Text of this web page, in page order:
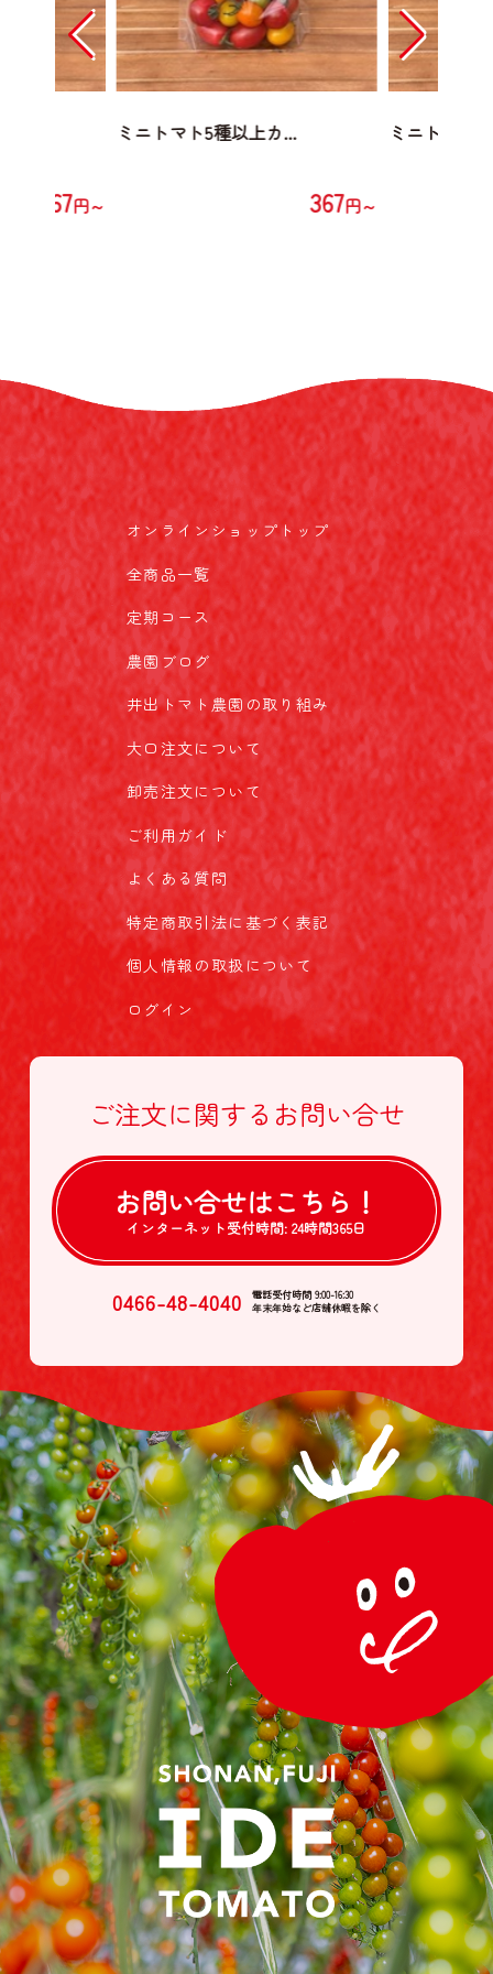
367円～
ミニトマト5種以上カ...
367円～
ミニトマト5
オンラインショップトップ
全商品一覧
定期コース
農園ブログ
井出トマト農園の取り組み
大口注文について
卸売注文について
ご利用ガイド
よくある質問
特定商取引法に基づく表記
個人情報の取扱について
ログイン
ご注文に関する お問い合せ
お問い合せはこちら！
インターネット受付時間: 24時間365日
0466-48-4040
電話受付時間 9:00-16:30
年末年始など店舗休暇を除く